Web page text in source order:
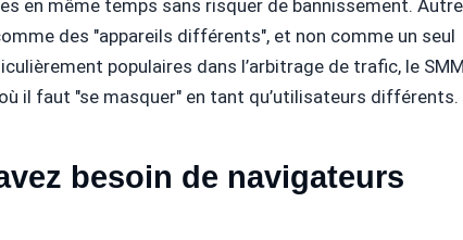
en même temps sans risquer de bannissement.
des "appareils différents", et non comme un seul
populaires dans l’arbitrage de trafic, le
il faut "se masquer" en tant qu’utilisateurs différents.
besoin de navigateurs